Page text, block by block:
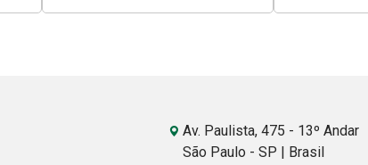
Av. Paulista, 475 - 13º Andar
São Paulo - SP | Brasil